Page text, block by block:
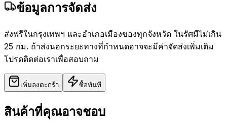
ข้อมูลการจัดส่ง
ส่งฟรีในกรุงเทพฯ และอำเภอเมืองของทุกจังหวัด ในรัศมีไม่เกิน
25 กม. ถ้าส่งนอกระยะทางที่กำหนดอาจจะมีค่าจัดส่งเพิ่มเติม
โปรดติดต่อเราเพื่อสอบถาม
เพิ่มลงตะกร้า ซื้อทันที
สินค้าที่คุณอาจชอบ